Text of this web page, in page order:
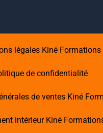
légales Kiné Formations
de confidentialité
de ventes Kiné
intérieur Kiné